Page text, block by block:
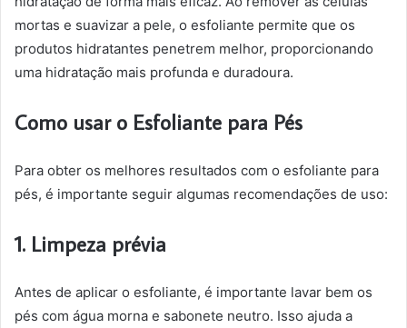
mortas e suavizar a pele, o esfoliante permite que os
produtos hidratantes penetrem melhor, proporcionando
uma hidratação mais profunda e duradoura.
Como usar o Esfoliante para Pés
Para obter os melhores resultados com o esfoliante para
pés, é importante seguir algumas recomendações de uso:
1. Limpeza prévia
Antes de aplicar o esfoliante, é importante lavar bem os
pés com água morna e sabonete neutro. Isso ajuda a